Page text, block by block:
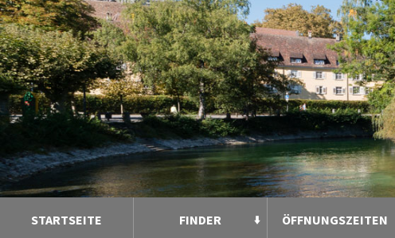
STARTSEITE FINDER ÖFFNUNGSZEITEN